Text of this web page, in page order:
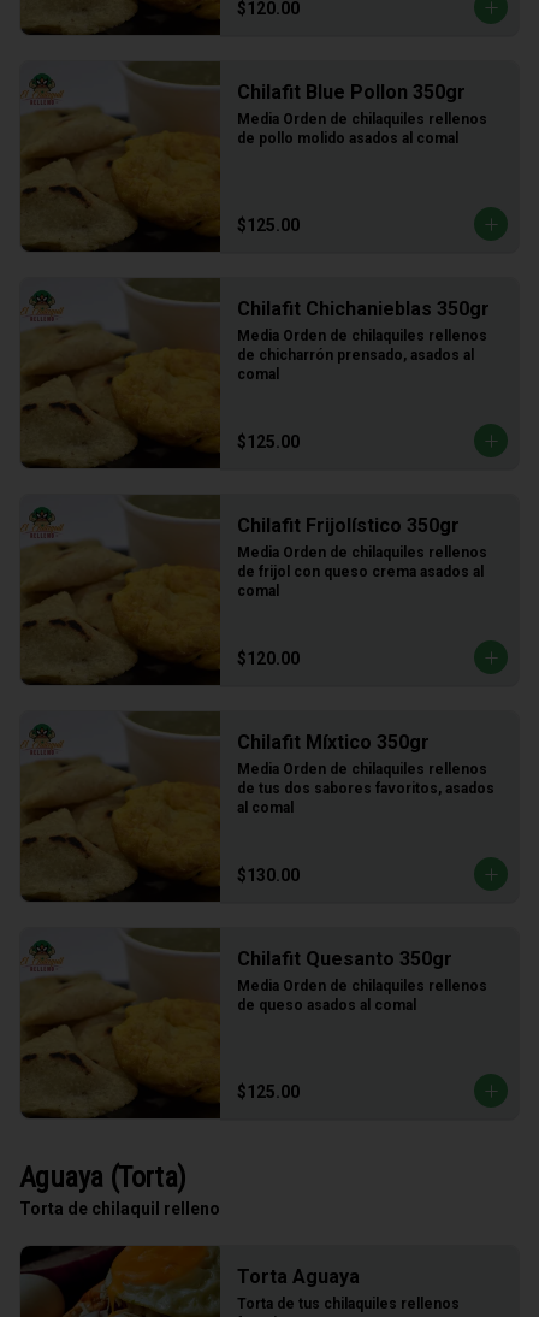
$120.00
Chilafit Blue Pollon 350gr
Media Orden de chilaquiles rellenos
de pollo molido asados al comal
$125.00
Chilafit Chichanieblas 350gr
Media Orden de chilaquiles rellenos
de chicharrón prensado, asados al
comal
$125.00
Chilafit Frijolístico 350gr
Media Orden de chilaquiles rellenos
de frijol con queso crema asados al
comal
$120.00
Chilafit Míxtico 350gr
Media Orden de chilaquiles rellenos
de tus dos sabores favoritos, asados
al comal
$130.00
Chilafit Quesanto 350gr
Media Orden de chilaquiles rellenos
de queso asados al comal
$125.00
Aguaya (Torta)
Torta de chilaquil relleno
Torta Aguaya
Torta de tus chilaquiles rellenos